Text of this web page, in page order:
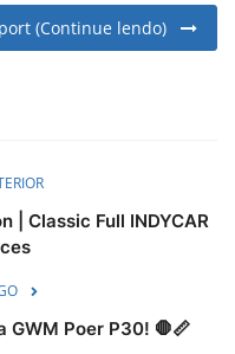
(Continue lendo)
| Classic Full INDYCAR
GWM Poer P30! 🛑📏